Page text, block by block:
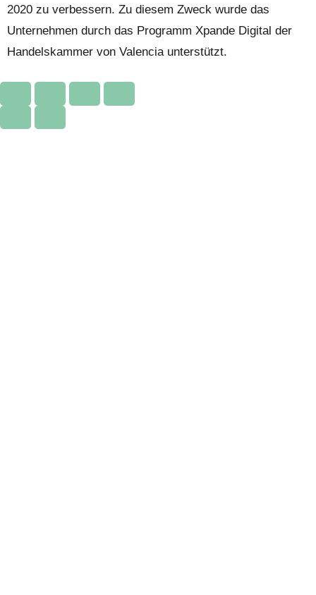
2020 zu verbessern. Zu diesem Zweck wurde das
Unternehmen durch das Programm Xpande Digital der
Handelskammer von Valencia unterstützt.